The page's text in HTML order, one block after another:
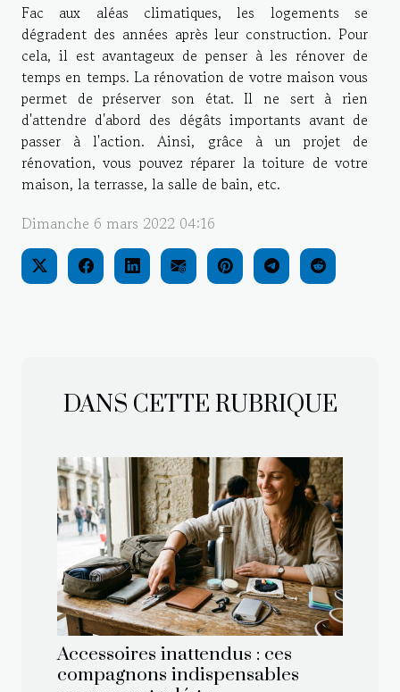
Fac aux aléas climatiques, les logements se
dégradent des années après leur construction. Pour
cela, il est avantageux de penser à les rénover de
temps en temps. La rénovation de votre maison vous
permet de préserver son état. Il ne sert à rien
d'attendre d'abord des dégâts importants avant de
passer à l'action. Ainsi, grâce à un projet de
rénovation, vous pouvez réparer la toiture de votre
maison, la terrasse, la salle de bain, etc.
Dimanche 6 mars 2022 04:16
DANS CETTE RUBRIQUE
Accessoires inattendus : ces
compagnons indispensables